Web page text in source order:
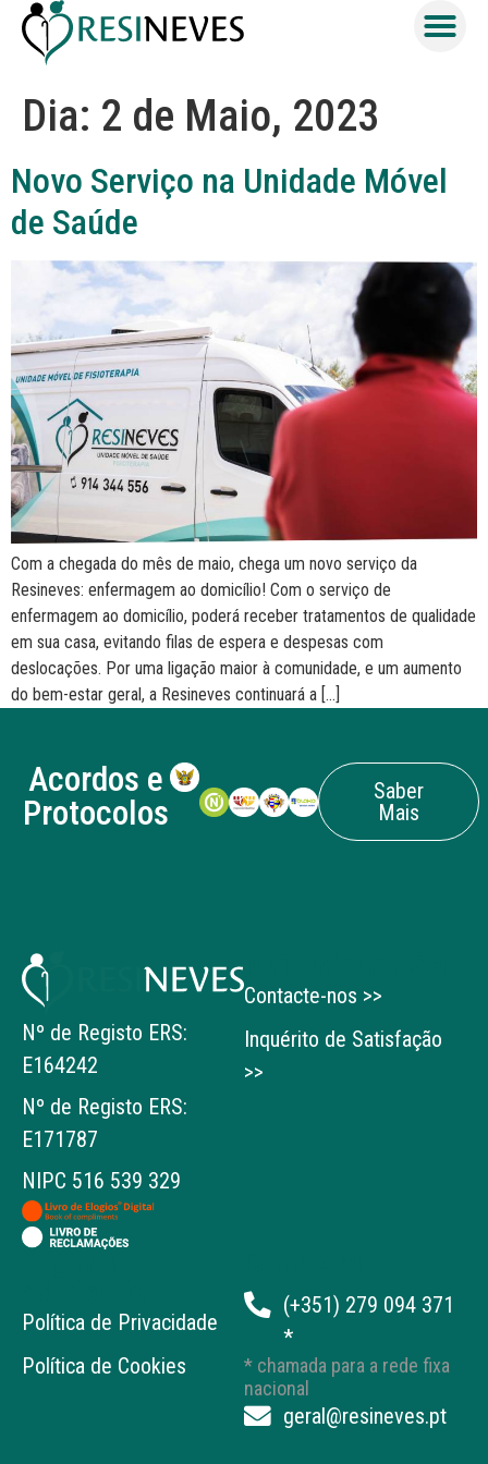
Dia: 2 de Maio, 2023
Novo Serviço na Unidade Móvel
de Saúde
Com a chegada do mês de maio, chega um novo serviço da
Resineves: enfermagem ao domicílio! Com o serviço de
enfermagem ao domicílio, poderá receber tratamentos de qualidade
em sua casa, evitando filas de espera e despesas com
deslocações. Por uma ligação maior à comunidade, e um aumento
do bem-estar geral, a Resineves continuará a […]
Acordos e
Protocolos
Saber
Mais
Nº de Registo ERS:
E164242
Nº de Registo ERS:
E171787
NIPC 516 539 329
Contacte-nos >>
Inquérito de Satisfação
>>
Política de Privacidade
Política de Cookies
(+351) 279 094 371
*
* chamada para a rede fixa
nacional
geral@resineves.pt